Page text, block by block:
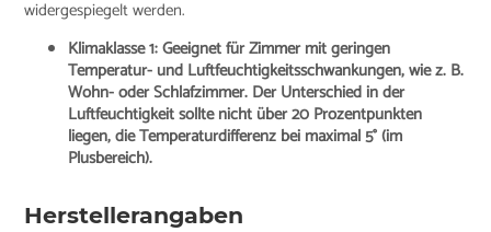
widergespiegelt werden.
Klimaklasse 1: Geeignet für Zimmer mit geringen
Temperatur- und Luftfeuchtigkeitsschwankungen, wie z. B.
Wohn- oder Schlafzimmer. Der Unterschied in der
Luftfeuchtigkeit sollte nicht über 20 Prozentpunkten
liegen, die Temperaturdifferenz bei maximal 5° (im
Plusbereich).
Herstellerangaben